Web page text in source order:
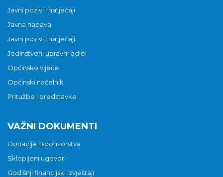
Javni pozivi i natječaji
Javna nabava
Javni pozivi i natječaji
Jedinstveni upravni odjel
Općinsko vijeće
Općinski načelnik
Pritužbe i predstavke
VAŽNI DOKUMENTI
Donacije i sponzorstva
Sklopljeni ugovori
Godišnji financijski izvještaji